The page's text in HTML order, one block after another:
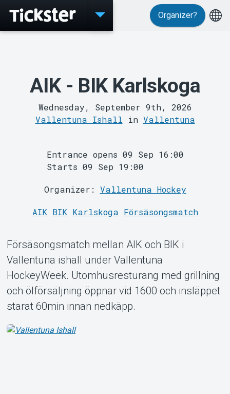
Support
About Tickster
Organizer?
AIK - BIK Karlskoga
Wednesday, September 9th, 2026
Vallentuna Ishall in Vallentuna
Entrance opens 09 Sep 16:00
Starts 09 Sep 19:00
Organizer: Vallentuna Hockey
AIK BIK Karlskoga Försäsongsmatch
Försäsongsmatch mellan AIK och BIK i
Vallentuna ishall under Vallentuna
HockeyWeek. Utomhusresturang med grillning
och ölförsäljning öppnar vid 1600 och insläppet
starat 60min innan nedkäpp.